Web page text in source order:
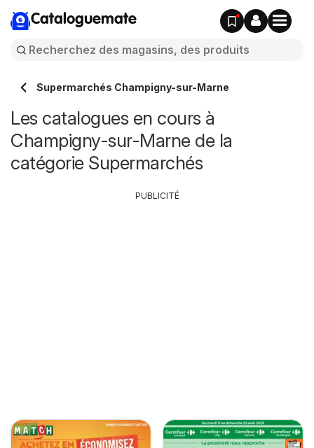
Cataloguemate
Supermarchés Champigny-sur-Marne
Les catalogues en cours à
Champigny-sur-Marne de la
catégorie Supermarchés
PUBLICITÉ